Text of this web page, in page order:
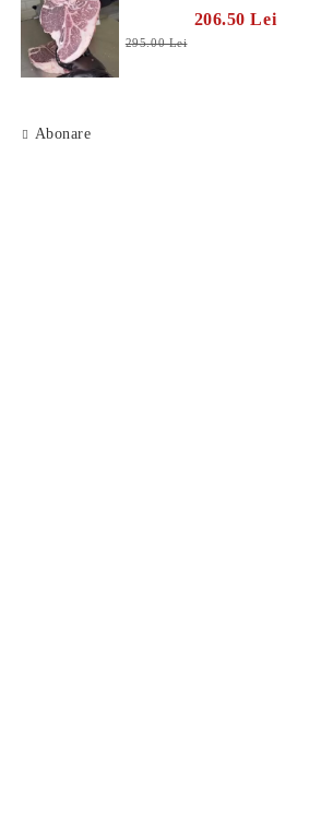
206.50 Lei
295.00 Lei
Abonare